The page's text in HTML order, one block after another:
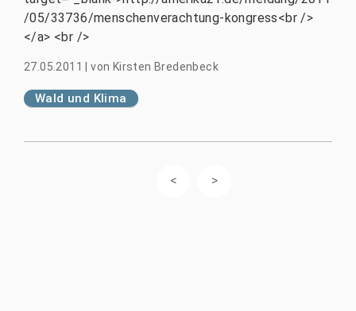
/05/33736/menschenverachtung-kongress<br />
</a> <br />
27.05.2011|von Kirsten Bredenbeck
Wald und Klima